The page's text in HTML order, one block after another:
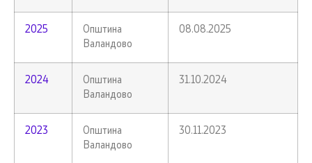
2025
Општина
Валандово
08.08.2025
2024
Општина
Валандово
31.10.2024
2023
Општина
Валандово
30.11.2023